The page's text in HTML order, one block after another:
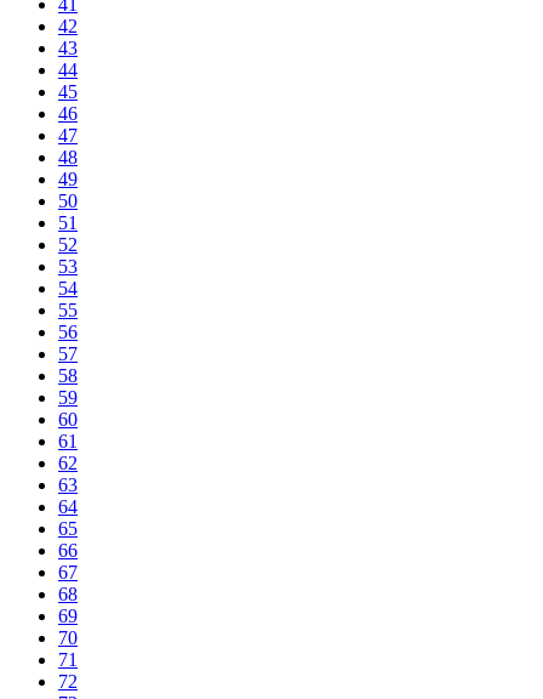
41
42
43
44
45
46
47
48
49
50
51
52
53
54
55
56
57
58
59
60
61
62
63
64
65
66
67
68
69
70
71
72